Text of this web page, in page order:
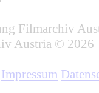
Filmarchiv
Austria © 2026
Impressum